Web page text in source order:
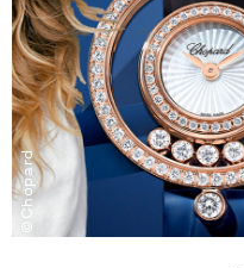
©Chopard